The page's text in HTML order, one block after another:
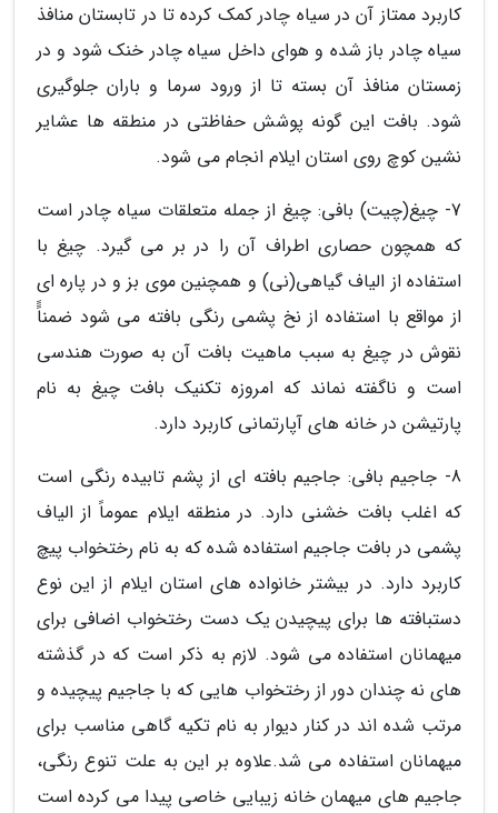
کاربرد ممتاز آن در سیاه چادر کمک کرده تا در تابستان منافذ
سیاه چادر باز شده و هوای داخل سیاه چادر خنک شود و در
زمستان منافذ آن بسته تا از ورود سرما و باران جلوگیری
شود. بافت این گونه پوشش حفاظتی در منطقه ها عشایر
نشین کوچ روی استان ایلام انجام می شود.
7- چیغ(چیت) بافی: چیغ از جمله متعلقات سیاه چادر است
که همچون حصاری اطراف آن را در بر می گیرد. چیغ با
استفاده از الیاف گیاهی(نی) و همچنین موی بز و در پاره ای
از مواقع با استفاده از نخ پشمی رنگی بافته می شود ضمناًً
نقوش در چیغ به سبب ماهیت بافت آن به صورت هندسی
است و ناگفته نماند که امروزه تکنیک بافت چیغ به نام
پارتیشن در خانه های آپارتمانی کاربرد دارد.
8- جاجیم بافی: جاجیم بافته ای از پشم تابیده رنگی است
که اغلب بافت خشنی دارد. در منطقه ایلام عموماً از الیاف
پشمی در بافت جاجیم استفاده شده که به نام رختخواب پیچ
کاربرد دارد. در بیشتر خانواده های استان ایلام از این نوع
دستبافته ها برای پیچیدن یک دست رختخواب اضافی برای
میهمانان استفاده می شود. لازم به ذکر است که در گذشته
های نه چندان دور از رختخواب هایی که با جاجیم پیچیده و
مرتب شده اند در کنار دیوار به نام تکیه گاهی مناسب برای
میهمانان استفاده می شد.علاوه بر این به علت تنوع رنگی،
جاجیم های میهمان خانه زیبایی خاصی پیدا می کرده است